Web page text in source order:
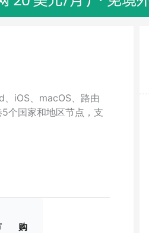
iOS、macOS、路由
个国家和地区节点，支
购